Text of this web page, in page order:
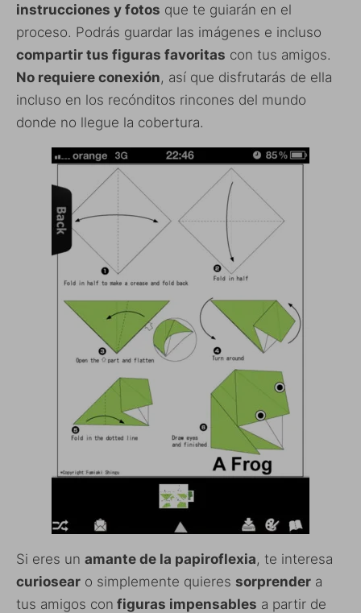
instrucciones y fotos que te guiarán en el
proceso. Podrás guardar las imágenes e incluso
compartir tus figuras favoritas con tus amigos.
No requiere conexión, así que disfrutarás de ella
incluso en los recónditos rincones del mundo
donde no llegue la cobertura.
Si eres un amante de la papiroflexia, te interesa
curiosear o simplemente quieres sorprender a
tus amigos con figuras impensables a partir de